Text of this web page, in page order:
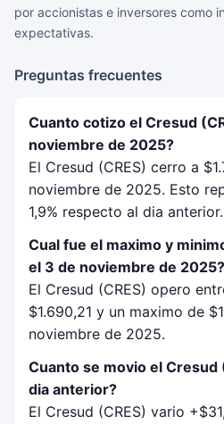
por accionistas e inversores como
expectativas.
Preguntas frecuentes
Cuanto cotizo el Cresud
noviembre de 2025?
El Cresud (CRES) cerro a
noviembre de 2025. Esto
1,9% respecto al dia anterior.
Cual fue el maximo y
el 3 de noviembre de 2025?
El Cresud (CRES) opero
$1.690,21 y un maximo de
noviembre de 2025.
Cuanto se movio el Cresud
dia anterior?
El Cresud (CRES) vario